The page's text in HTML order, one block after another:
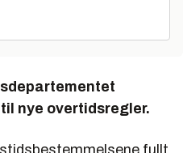
nye overtidsregler.